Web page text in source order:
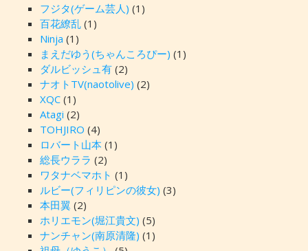
フジタ(ゲーム芸人) (1)
百花繚乱(1)
Ninja (1)
まえだゆう(ちゃんころぴー) (1)
ダルビッシュ有(2)
ナオトTV(naotolive) (2)
XQC(1)
Atagi (2)
TOHJIRO (4)
ロバート山本(1)
総長ウララ (2)
ワタナベマホト (1)
ルビー(フィリピンの彼女) (3)
本田翼(2)
ホリエモン(堀江貴文) (5)
ナンチャン(南原清隆) (1)